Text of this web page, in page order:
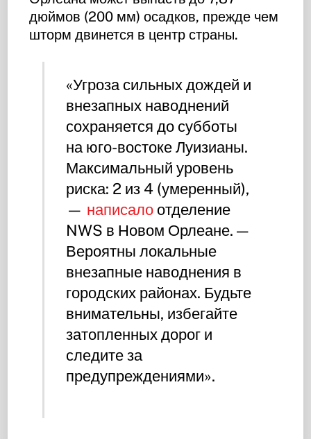
дюймов (200 мм) осадков, прежде чем
шторм двинется в центр страны.
«Угроза сильных дождей и
внезапных наводнений
сохраняется до субботы
на юго-востоке Луизианы.
Максимальный уровень
риска: 2 из 4 (умеренный),
— написалоотделение
NWS в Новом Орлеане. —
Вероятны локальные
внезапные наводнения в
городских районах. Будьте
внимательны, избегайте
затопленных дорог и
следите за
предупреждениями».